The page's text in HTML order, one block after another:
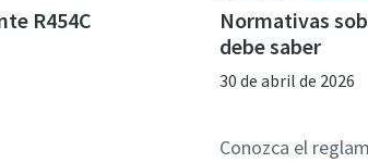
R454C
Normativas
debe saber
30 de abril de 2026
Conozca el